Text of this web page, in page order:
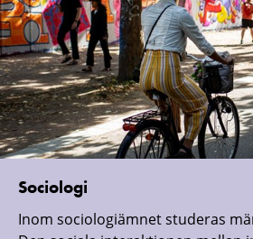
Sociologi
Inom sociologiämnet studeras